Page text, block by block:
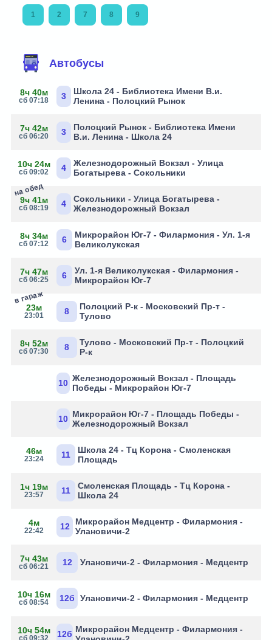
1 2 7 8 9
Автобусы
8ч 40м
сб 07:18 3
Школа 24 - Библиотека Имени В.и.
Ленина - Полоцкий Рынок
7ч 42м
сб 06:20 3
Полоцкий Рынок - Библиотека Имени
В.и. Ленина - Школа 24
10ч 24м
сб 09:02 4
Железнодорожный Вокзал - Улица
Богатырева - Сокольники
9ч 41м
сб 08:19
на обед
4
Сокольники - Улица Богатырева -
Железнодорожный Вокзал
8ч 34м
сб 07:12 6
Микрорайон Юг-7 - Филармония - Ул. 1-я
Великолукская
7ч 47м
сб 06:25 6
Ул. 1-я Великолукская - Филармония -
Микрорайон Юг-7
23м
23:01
в гараж
8
Полоцкий Р-к - Московский Пр-т -
Тулово
8ч 52м
сб 07:30 8
Тулово - Московский Пр-т - Полоцкий
Р-к
10 Железнодорожный Вокзал - Площадь
Победы - Микрорайон Юг-7
10 Микрорайон Юг-7 - Площадь Победы -
Железнодорожный Вокзал
46м
23:24 11
Школа 24 - Тц Корона - Смоленская
Площадь
1ч 19м
23:57 11
Смоленская Площадь - Тц Корона -
Школа 24
4м
22:42 12
Микрорайон Медцентр - Филармония -
Улановичи-2
7ч 43м
сб 06:21 12 Улановичи-2 - Филармония - Медцентр
10ч 16м
сб 08:54 12б Улановичи-2 - Филармония - Медцентр
10ч 54м
сб 09:32 12б Микрорайон Медцентр - Филармония -